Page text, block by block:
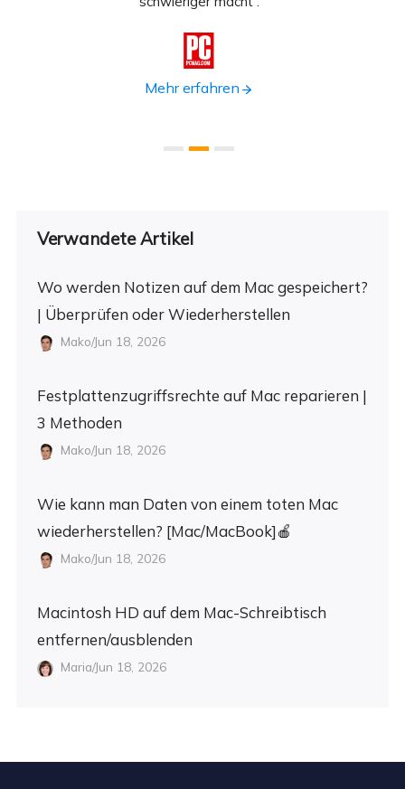

Mehr erfahren
Verwandete Artikel
Wo werden Notizen auf dem Mac gespeichert?
| Überprüfen oder Wiederherstellen
Mako/Jun 18, 2026
Festplattenzugriffsrechte auf Mac reparieren |
3 Methoden
Mako/Jun 18, 2026
Wie kann man Daten von einem toten Mac
wiederherstellen? [Mac/MacBook]🍎
Mako/Jun 18, 2026
Macintosh HD auf dem Mac-Schreibtisch
entfernen/ausblenden
Maria/Jun 18, 2026